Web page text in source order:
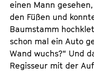
V
.
einen Mann
den Füßen und
Baumstamm
schon mal ein Auto
Wand wuchs?“ Und
Regisseur mit der